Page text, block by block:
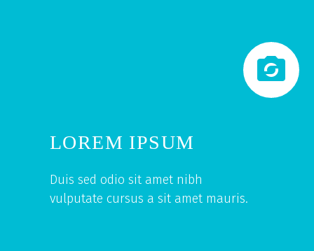


LOREM IPSUM
Duis sed odio sit amet nibh
vulputate cursus a sit amet mauris.